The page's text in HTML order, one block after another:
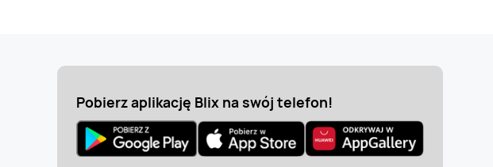
Pobierz aplikację Blix na swój telefon!